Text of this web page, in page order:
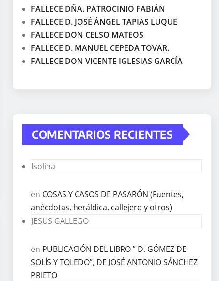
FALLECE DÑA. PATROCINIO FABIÁN
FALLECE D. JOSÉ ÁNGEL TAPIAS LUQUE
FALLECE DON CELSO MATEOS
FALLECE D. MANUEL CEPEDA TOVAR.
FALLECE DON VICENTE IGLESIAS GARCÍA
COMENTARIOS RECIENTES
Isolina
en COSAS Y CASOS DE PASARÓN (Fuentes,
anécdotas, heráldica, callejero y otros)
JESUS GALLEGO
en PUBLICACIÓN DEL LIBRO ” D. GÓMEZ DE
SOLÍS Y TOLEDO”, DE JOSÉ ANTONIO SÁNCHEZ
PRIETO